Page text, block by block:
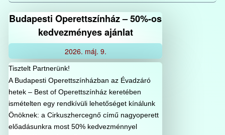
Budapesti Operettszínház – 50%-os
kedvezményes ajánlat
2026. máj. 9.
Tisztelt Partnerünk!
A Budapesti Operettszínházban az Évadzáró
hetek – Best of Operettszínház keretében
ismételten egy rendkívüli lehetőséget kínálunk
Önöknek: a Cirkuszhercegnő című nagyoperett
előadásunkra most 50% kedvezménnyel